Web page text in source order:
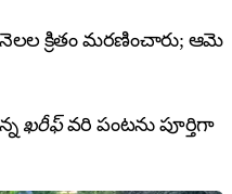
క్రితం మరణించారు; ఆమె
ఖరీఫ్వరి పంటను పూర్తిగా